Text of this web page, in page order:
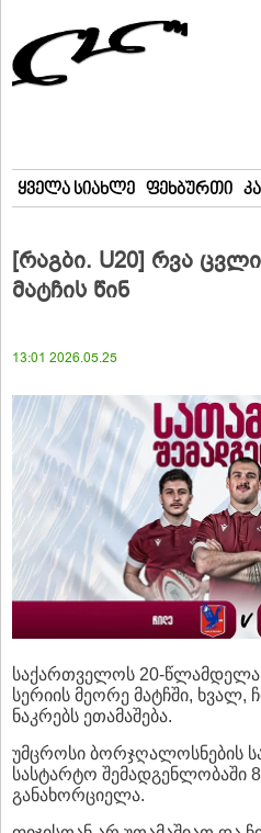
ყველა სიახლე ფეხბურთი
[რაგბი. U20] რვა
მატჩის წინ
13:01 2026.05.25
საქართველოს 20-წლამდელა
სერიის მეორე მატჩში,
ნაკრებს ეთამაშება.
უმცროსი ბორჯღალოსნების
სასტარტო შემადგენლობაში
განახორციელა.